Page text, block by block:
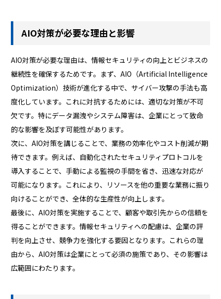
AIO対策が必要な理由と影響
AIO対策が必要な理由は、情報セキュリティの向上とビジネスの
継続性を確保するためです。まず、AIO（Artificial Intelligence
Optimization）技術が進化する中で、サイバー攻撃の手法も高
度化しています。これに対抗するためには、適切な対策が不可
欠です。特にデータ漏洩やシステム障害は、企業にとって致命
的な影響を及ぼす可能性があります。
次に、AIO対策を講じることで、業務の効率化やコスト削減が期
待できます。例えば、自動化されたセキュリティプロトコルを
導入することで、手動による監視の手間を省き、迅速な対応が
可能になります。これにより、リソースを他の重要な業務に振り
向けることができ、全体的な生産性が向上します。
最後に、AIO対策を実施することで、顧客や取引先からの信頼を
得ることができます。情報セキュリティへの配慮は、企業の評
判を向上させ、競争力を強化する要因となります。これらの理
由から、AIO対策は企業にとって必須の施策であり、その影響は
広範囲にわたります。